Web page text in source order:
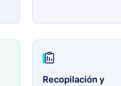
Recopilación y